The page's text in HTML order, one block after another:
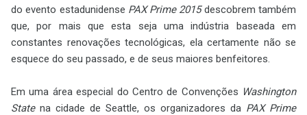
do evento estadunidense PAX Prime 2015descobrem também
que, por mais que esta seja uma indústria baseada em
constantes renovações tecnológicas, ela certamente não se
esquece do seu passado, e de seus maiores benfeitores.
Em uma área especial do Centro de Convenções Washington
Statena cidade de Seattle, os organizadores da PAX Prime